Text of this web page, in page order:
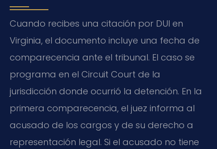
Cuando recibes una citación por DUI en
Virginia, el documento incluye una fecha de
comparecencia ante el tribunal. El caso se
programa en el Circuit Court de la
jurisdicción donde ocurrió la detención. En la
primera comparecencia, el juez informa al
acusado de los cargos y de su derecho a
representación legal. Si el acusado no tiene